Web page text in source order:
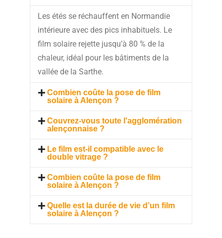
Les étés se réchauffent en Normandie
intérieure avec des pics inhabituels. Le
film solaire rejette jusqu’à 80 % de la
chaleur, idéal pour les bâtiments de la
vallée de la Sarthe.
Combien coûte la pose de film
solaire à Alençon ?
Couvrez-vous toute l'agglomération
alençonnaise ?
Le film est-il compatible avec le
double vitrage ?
Combien coûte la pose de film
solaire à Alençon ?
Quelle est la durée de vie d’un film
solaire à Alençon ?